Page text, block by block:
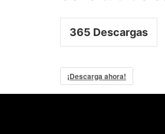
365 Descargas
¡Descarga ahora!